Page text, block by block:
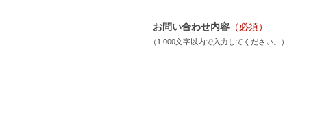
お問い合わせ内容 （必須）
（1,000文字以内で入力してください。）